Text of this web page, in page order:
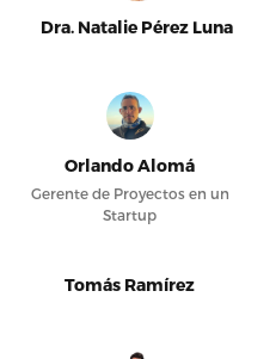
Dra. Natalie Pérez Luna
Orlando Alomá
Gerente de Proyectos en un
Startup
Tomás Ramírez